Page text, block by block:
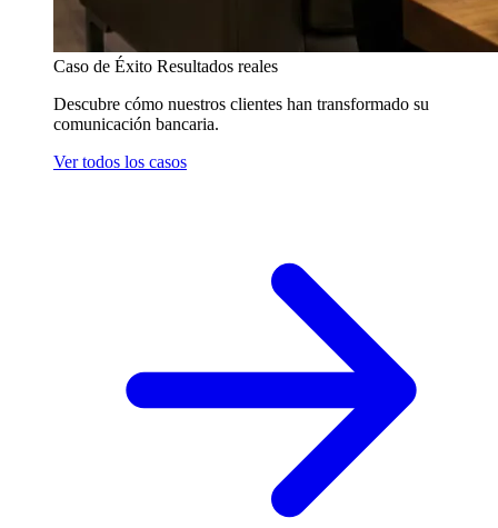
Caso de Éxito Resultados reales
Descubre cómo nuestros clientes han transformado su
comunicación bancaria.
Ver todos los casos